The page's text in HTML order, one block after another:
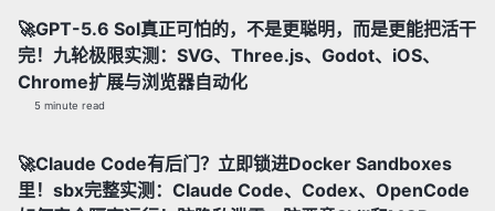
🚀GPT-5.6 Sol真正可怕的，不是更聪明，而是更能把活干
完！九轮极限实测：SVG、Three.js、Godot、iOS、
Chrome扩展与浏览器自动化
5 minute read
🚀Claude Code有后门？立即锁进Docker Sandboxes
里！sbx完整实测：Claude Code、Codex、OpenCode